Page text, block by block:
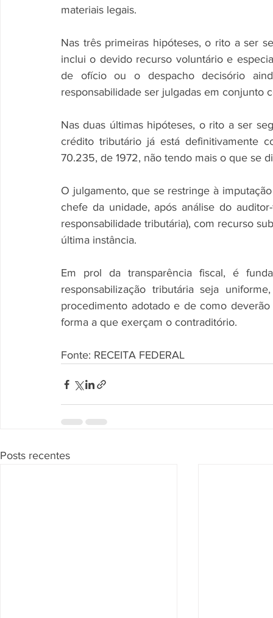
materiais legais.
Nas três primeiras hipóteses, o rito a ser
inclui o devido recurso voluntário e
de ofício ou o despacho decisório
responsabilidade ser julgadas em conjunto
Nas duas últimas hipóteses, o rito a ser
crédito tributário já está definitivamente
70.235, de 1972, não tendo mais o que se
O julgamento, que se restringe à
chefe da unidade, após análise do
responsabilidade tributária), com recurso
última instância.
Em prol da transparência fiscal, é
responsabilização tributária seja
procedimento adotado e de como
forma a que exerçam o
Fonte: RECEITA FEDERAL
Posts recentes